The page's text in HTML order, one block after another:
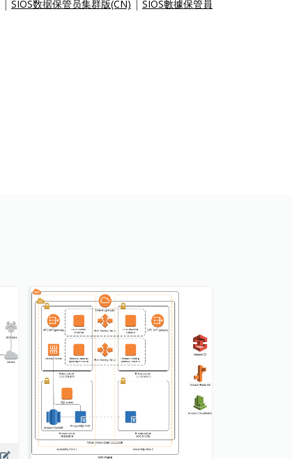
| SIOS数据保管员集群版(CN) | SIOS數據保管員